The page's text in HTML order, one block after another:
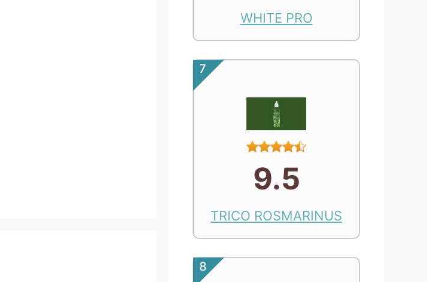
WHITE PRO
7
9.5
TRICO ROSMARINUS
8